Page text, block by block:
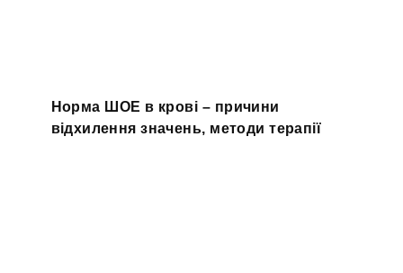
Норма ШОЕ в крові – причини
відхилення значень, методи терапії